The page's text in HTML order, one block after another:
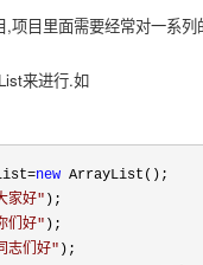
目里面需要经常对一系列
来进行.如
=new ArrayList();
家好" );
们好" );
志们好" );